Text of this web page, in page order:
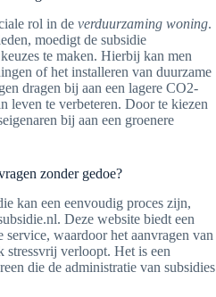
rol in de verduurzaming woning.
moedigt de subsidie
te maken. Hierbij kan men
of het installeren van duurzame
dragen bij aan een lagere CO2-
leven te verbeteren. Door te kiezen
bij aan een groenere
zonder gedoe?
kan een eenvoudig proces zijn,
Deze website biedt een
waardoor het aanvragen van
stressvrij verloopt. Het is een
die de administratie van subsidies